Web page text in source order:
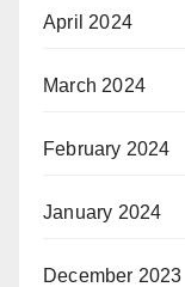
April 2024
March 2024
February 2024
January 2024
December 2023